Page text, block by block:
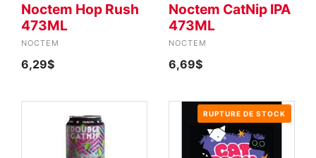
Noctem Hop Rush
473ML
NOCTEM
6,29$
Noctem CatNip IPA
473ML
NOCTEM
6,69$
RUPTURE DE STOCK